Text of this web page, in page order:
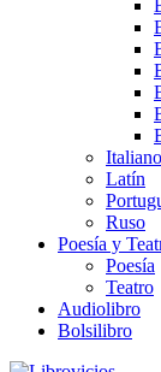
Italiano
Latín
Ruso
Poesía y
Poesía
Teatro
Audiolibro
Bolsilibro